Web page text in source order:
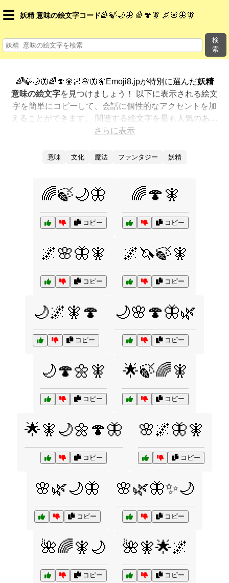
☰ 妖精 意味の絵文字コード 🌈🍃🌙🦋 🌈🍄🧚 🌌🌸🦋🧚
検
索
🌈🍃🌙🦋🌈🍄🧚🌌🌸🦋🧚Emoji8.jpが特別に選んだ妖精
意味の絵文字を見つけましょう！ 以下に表示される絵文
字を簡単にコピーして、会話に個性的なアクセントを加
えることができます。 関連する絵文字を最も人気のある
順に表示しました。さらに多くのオプションが欲しいで
味を絵文字で表現
する方法を見つけましょう。
さらに表示
意味 文化 魔法 ファンタジー 妖精
🌈🍃🌙🦋
コピー
🌈🍄🧚
コピー
🌌🌸🦋🧚
コピー
🌌🦄🍃🧚
コピー
🌙🌌🧚🍄
コピー
🌙🌸🍄🦋🌿
コピー
🌙🍄🌼🧚
コピー
🌟🍃🌈🧚
コピー
🌟🧚🌙🌼🍄🦋
コピー
🌸🌌🦋🧚
コピー
🌸🌿🌙🦋
コピー
🌸🌿🦋✨🌙
コピー
🌺🌈🧚🌙
コピー
🌺🧚🌟🌌
コピー